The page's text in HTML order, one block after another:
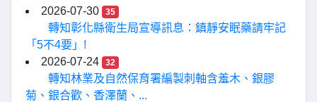
2026-07-30
35
轉知彰化縣衛生局宣導訊息：鎮靜安眠藥請牢記
「5不4要」!
2026-07-24
32
轉知林業及自然保育署編製刺軸含羞木、銀膠
菊、銀合歡、香澤蘭、...